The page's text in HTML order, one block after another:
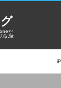
か
記録